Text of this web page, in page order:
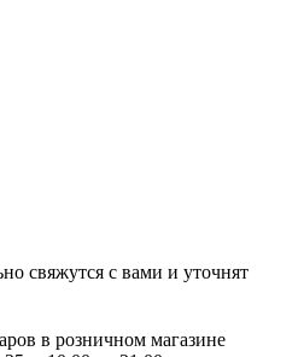
свяжутся с вами и уточнят
в розничном магазине